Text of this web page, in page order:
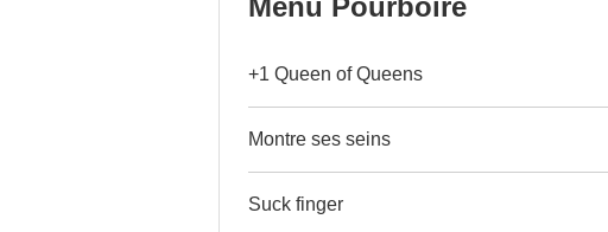
+1 Queen of Queens
Montre ses seins
Suck finger